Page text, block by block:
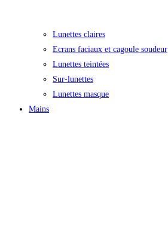
Lunettes claires
Ecrans faciaux et cagoule soudeur
Lunettes teintées
Sur-lunettes
Lunettes masque
Mains